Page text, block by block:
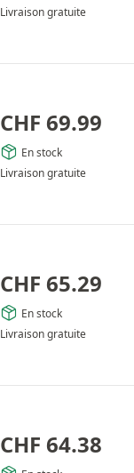
Livraison gratuite
CHF 69.99
En stock
Livraison gratuite
CHF 65.29
En stock
Livraison gratuite
CHF 64.38